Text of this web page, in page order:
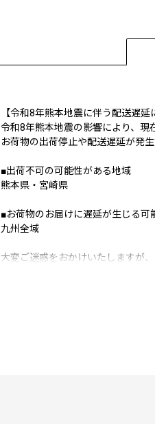
【令和8年熊本地震に伴う配送遅延
令和8年熊本地震の影響により、現
お荷物の出荷停止や配送遅延が発
■出荷不可の可能性がある地域
熊本県・宮崎県
■お荷物のお届けに遅延が生じる可
九州全域
大変ご迷惑をおかけいたしますが